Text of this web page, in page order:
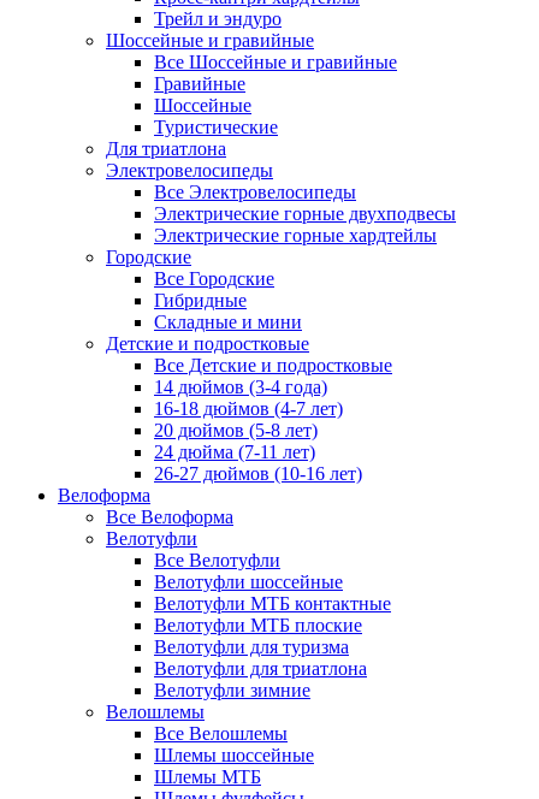
Трейл и эндуро
Шоссейные и гравийные
Все Шоссейные и гравийные
Гравийные
Шоссейные
Туристические
Для триатлона
Электровелосипеды
Все Электровелосипеды
Электрические горные двухподвесы
Электрические горные хардтейлы
Городские
Все Городские
Гибридные
Складные и мини
Детские и подростковые
Все Детские и подростковые
14 дюймов (3-4 года)
16-18 дюймов (4-7 лет)
20 дюймов (5-8 лет)
24 дюйма (7-11 лет)
26-27 дюймов (10-16 лет)
Велоформа
Все Велоформа
Велотуфли
Все Велотуфли
Велотуфли шоссейные
Велотуфли МТБ контактные
Велотуфли МТБ плоские
Велотуфли для туризма
Велотуфли для триатлона
Велотуфли зимние
Велошлемы
Все Велошлемы
Шлемы шоссейные
Шлемы МТБ